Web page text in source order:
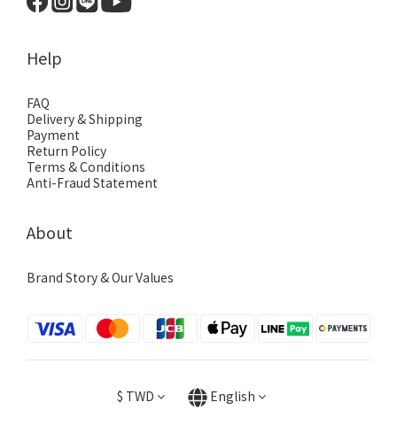
Help
FAQ
Delivery & Shipping
Payment
Return Policy
Terms & Conditions
Anti-Fraud Statement
About
Brand Story & Our Values
$ TWD English